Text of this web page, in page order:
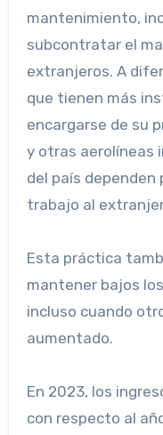
mantenimiento,
subcontratar el
extranjeros. A
que tienen más
encargarse de su
y otras aerolíneas
del país dependen
trabajo al
Esta práctica
mantener bajos
incluso cuando
aumentado.
En 2023, los
con respecto al